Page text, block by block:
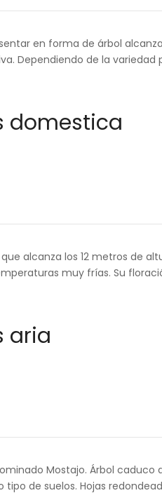
en forma de árbol
Dependiendo de la variedad
domestica
alcanza los 12 metros de
muy frías. Su
aria
Mostajo. Árbol caduco
tipo de suelos. Hojas